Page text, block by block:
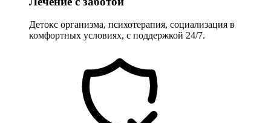
Детокс организма, психотерапия, социализация в
комфортных условиях, с поддержкой 24/7.